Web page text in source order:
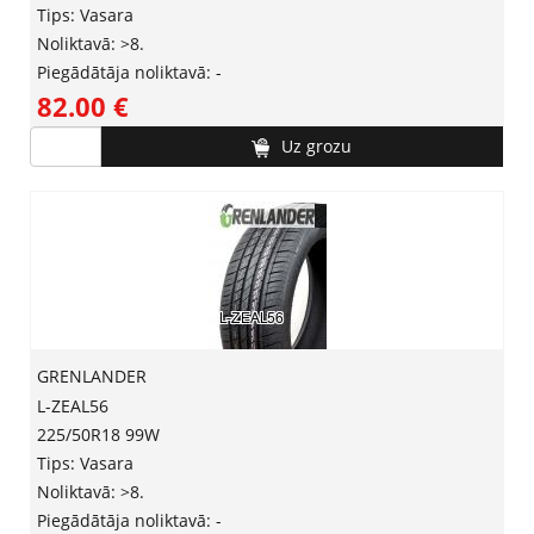
Tips: Vasara
Noliktavā: >8.
Piegādātāja noliktavā: -
82.00 ‎€
Uz grozu
GRENLANDER
L-ZEAL56
225/50R18 99W
Tips: Vasara
Noliktavā: >8.
Piegādātāja noliktavā: -